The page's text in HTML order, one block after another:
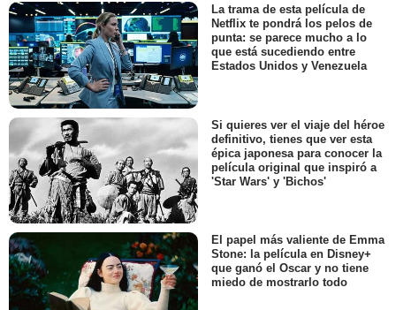
La trama de esta película de
Netflix te pondrá los pelos de
punta: se parece mucho a lo
que está sucediendo entre
Estados Unidos y Venezuela
Si quieres ver el viaje del héroe
definitivo, tienes que ver esta
épica japonesa para conocer la
película original que inspiró a
'Star Wars' y 'Bichos'
El papel más valiente de Emma
Stone: la película en Disney+
que ganó el Oscar y no tiene
miedo de mostrarlo todo